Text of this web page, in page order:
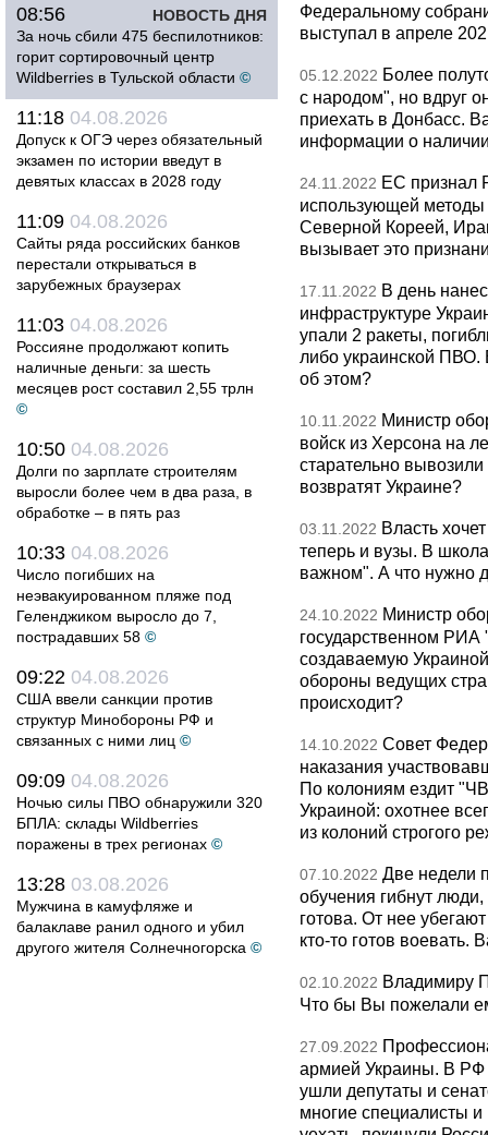
НОВОСТЬ ДНЯ
08:56
За ночь сбили 475 беспилотников:
горит сортировочный центр
Wildberries в Тульской области ©
11:18 04.08.2026
Допуск к ОГЭ через обязательный
экзамен по истории введут в
девятых классах в 2028 году
11:09 04.08.2026
Сайты ряда российских банков
перестали открываться в
зарубежных браузерах
11:03 04.08.2026
Россияне продолжают копить
наличные деньги: за шесть
месяцев рост составил 2,55 трлн
©
10:50 04.08.2026
Долги по зарплате строителям
выросли более чем в два раза, в
обработке – в пять раз
10:33 04.08.2026
Число погибших на
неэвакуированном пляже под
Геленджиком выросло до 7,
пострадавших 58 ©
09:22 04.08.2026
США ввели санкции против
структур Минобороны РФ и
связанных с ними лиц ©
09:09 04.08.2026
Ночью силы ПВО обнаружили 320
БПЛА: склады Wildberries
поражены в трех регионах ©
13:28 03.08.2026
Мужчина в камуфляже и
балаклаве ранил одного и убил
другого жителя Солнечногорска ©
Федеральному
выступал в апреле
05.12.2022 Более
с народом", но вдруг
приехать в Донбасс.
информации о
24.11.2022 ЕС признал
использующей методы
Северной Кореей,
вызывает это
17.11.2022 В день
инфраструктуре
упали 2 ракеты,
либо украинской ПВО.
об этом?
10.11.2022 Министр
войск из Херсона на
старательно
возвратят Украине?
03.11.2022 Власть
теперь и вузы. В
важном". А что нужно
24.10.2022 Министр
государственном РИА
создаваемую
обороны ведущих
происходит?
14.10.2022 Совет
наказания
По колониям ездит
Украиной: охотнее
из колоний строгого
07.10.2022 Две недели
обучения гибнут
готова. От нее
кто-то готов
02.10.2022 Владимиру
Что бы Вы пожелали
27.09.2022
армией Украины. В РФ
ушли депутаты и
многие специалисты и